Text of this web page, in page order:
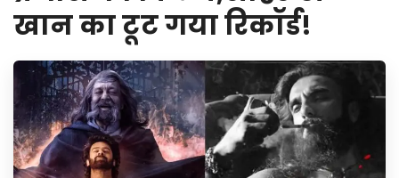
खान का टूट गया रिकॉर्ड!